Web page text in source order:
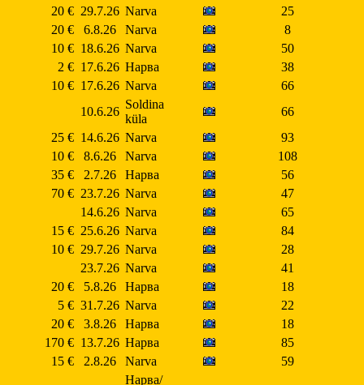
20 € 29.7.26 Narva
25
20 € 6.8.26 Narva
8
10 € 18.6.26 Narva
50
2 € 17.6.26 Нарва
38
10 € 17.6.26 Narva
66
10.6.26
Soldina
küla
66
25 € 14.6.26 Narva
93
10 € 8.6.26 Narva
108
35 € 2.7.26 Нарва
56
70 € 23.7.26 Narva
47
14.6.26 Narva
65
15 € 25.6.26 Narva
84
10 € 29.7.26 Narva
28
23.7.26 Narva
41
20 € 5.8.26 Нарва
18
5 € 31.7.26 Narva
22
20 € 3.8.26 Нарва
18
170 € 13.7.26 Нарва
85
15 € 2.8.26 Narva
59
Нарва/